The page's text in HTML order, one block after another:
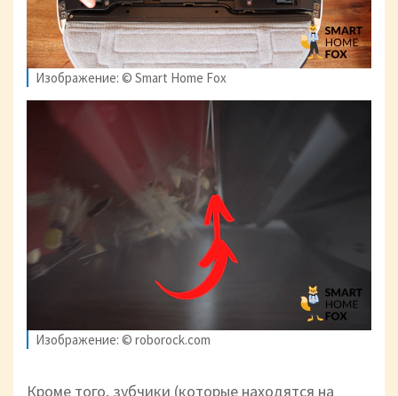
Изображение: © Smart Home Fox
Изображение: © roborock.com
Кроме того, зубчики (которые находятся на